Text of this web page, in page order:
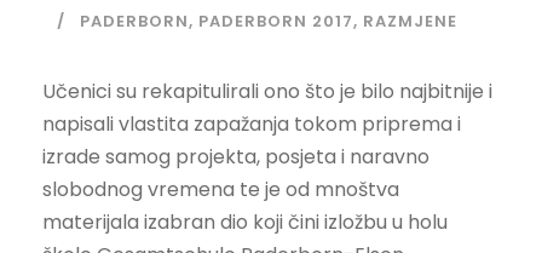
PADERBORN, PADERBORN 2017, RAZMJENE
Učenici su rekapitulirali ono što je bilo najbitnije i
napisali vlastita zapažanja tokom priprema i
izrade samog projekta, posjeta i naravno
slobodnog vremena te je od mnoštva
materijala izabran dio koji čini izložbu u holu